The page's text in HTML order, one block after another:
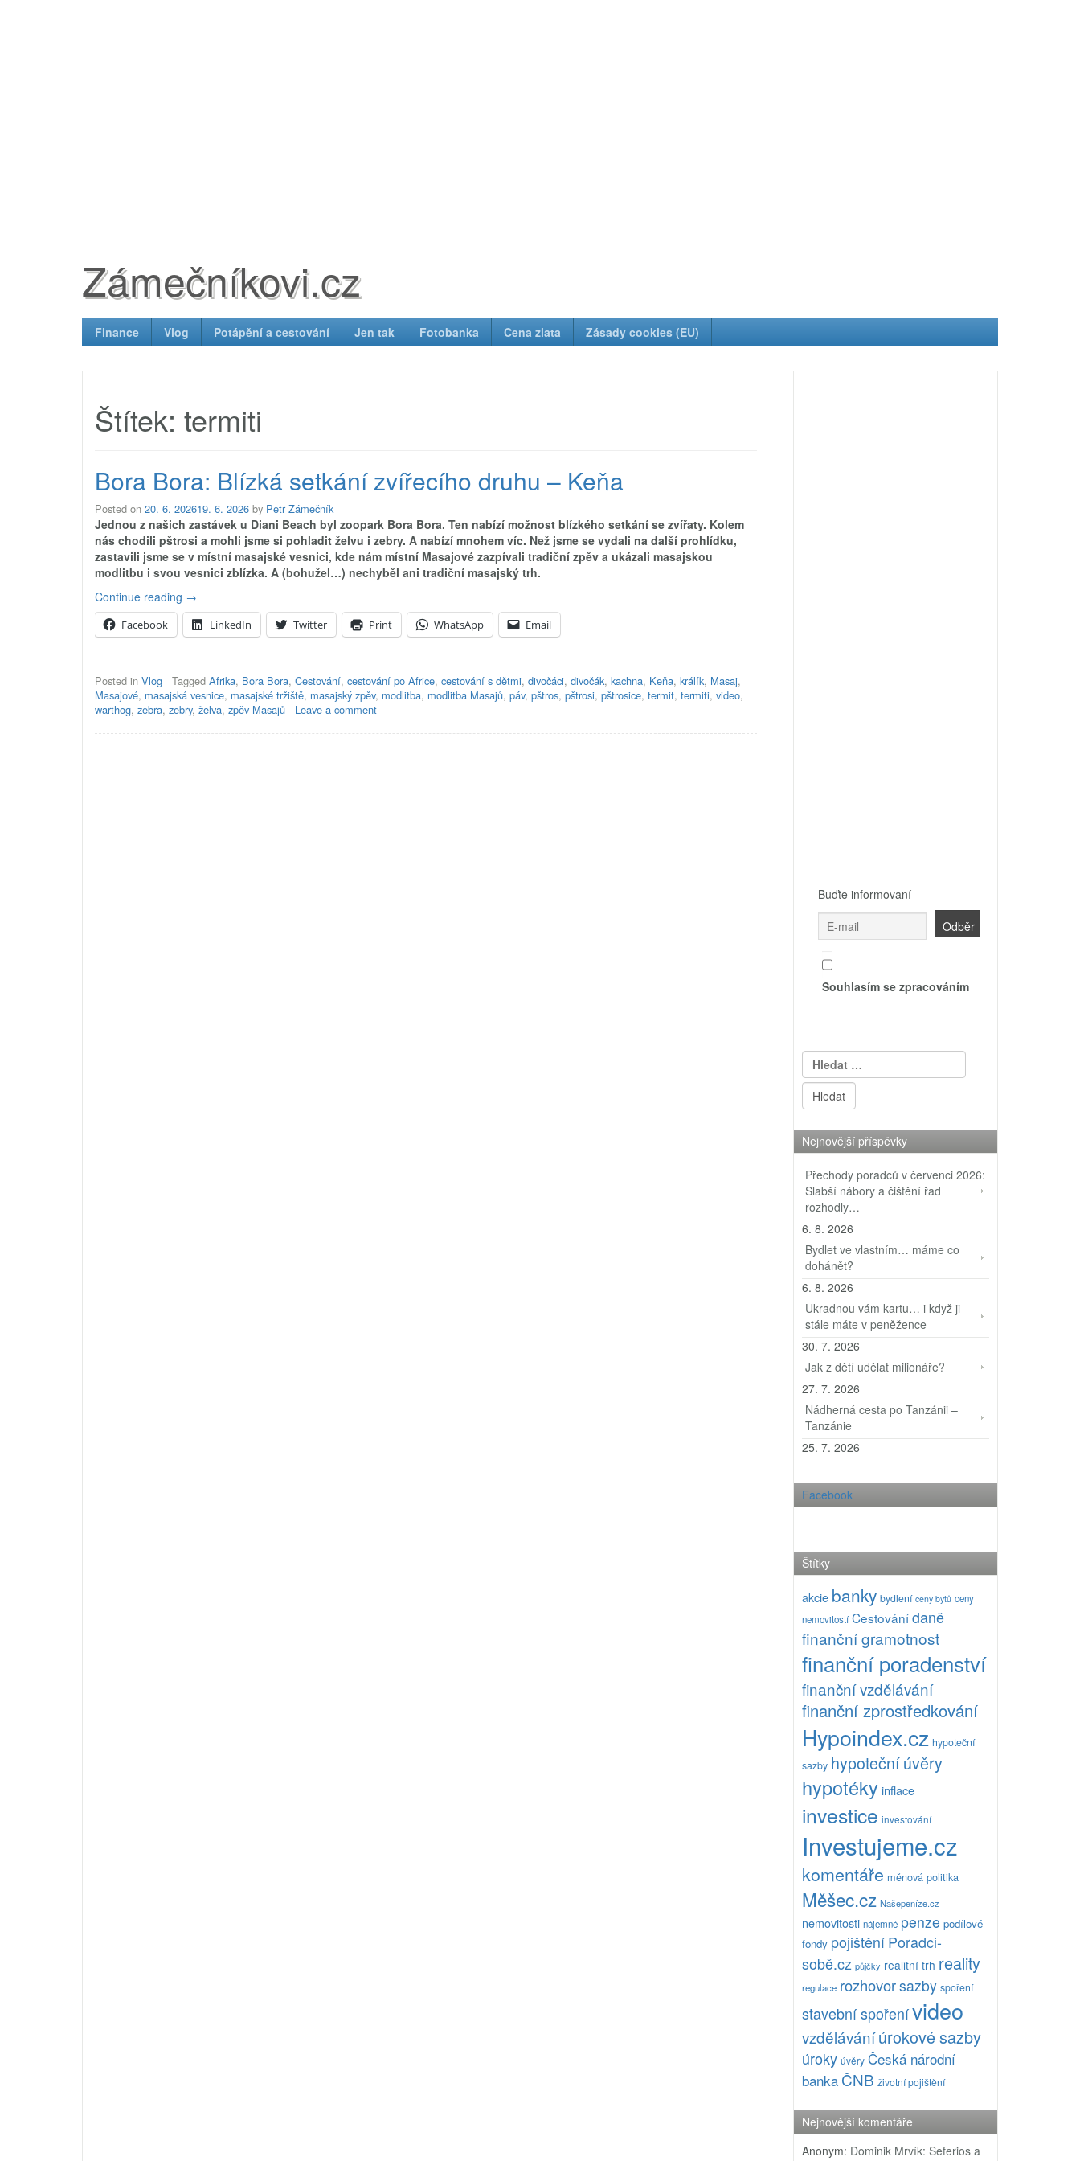
Zámečníkovi.cz
Finance Vlog Potápění a cestování Jen tak Fotobanka Cena zlata Zásady cookies (EU)
Štítek: termiti
Bora Bora: Blízká setkání zvířecího druhu – Keňa
Posted on 20. 6. 202619. 6. 2026 by Petr Zámečník
Jednou z našich zastávek u Diani Beach byl zoopark Bora Bora. Ten nabízí možnost blízkého setkání se zvířaty. Kolem
nás chodili pštrosi a mohli jsme si pohladit želvu i zebry. A nabízí mnohem víc. Než jsme se vydali na další prohlídku,
zastavili jsme se v místní masajské vesnici, kde nám místní Masajové zazpívali tradiční zpěv a ukázali masajskou
modlitbu i svou vesnici zblízka. A (bohužel…) nechyběl ani tradiční masajský trh.
Continue reading „Bora
Bora:
Blízká
druhu
–
Keňa“
→
Facebook LinkedIn Twitter Print WhatsApp Email
Posted in Vlog Tagged Afrika, Bora Bora, Cestování, cestování po Africe, cestování s dětmi, divočáci, divočák, kachna, Keňa, králík, Masaj,
Masajové, masajská vesnice, masajské tržiště, masajský zpěv, modlitba, modlitba Masajů, páv, pštros, pštrosi, pštrosice, termit, termiti, video,
warthog, zebra, zebry, želva, zpěv Masajů Leave a comment
Buďte informovaní
Souhlasím se zpracováním
Vyhledávání
Nejnovější příspěvky
Přechody poradců v červenci 2026:
Slabší nábory a čištění řad
rozhodly…
6. 8. 2026
Bydlet ve vlastním… máme co
dohánět?
6. 8. 2026
Ukradnou vám kartu… i když ji
stále máte v peněžence
30. 7. 2026
Jak z dětí udělat milionáře?
27. 7. 2026
Nádherná cesta po Tanzánii –
Tanzánie
25. 7. 2026
Facebook
Štítky
akcie banky bydlení ceny bytů ceny
nemovitostí Cestování daně
finanční gramotnost
finanční poradenství
finanční vzdělávání
finanční zprostředkování
Hypoindex.cz hypoteční
sazby hypoteční úvěry
hypotéky inflace
investice investování
Investujeme.cz
komentáře měnová politika
Měšec.cz Našepeníze.cz
nemovitosti nájemné penze podílové
fondy pojištění Poradci-
sobě.cz půjčky realitní trh reality
regulace rozhovorsazby spoření
stavební spořenívideo
vzdělávání úrokové sazby
úroky úvěry Česká národní
banka ČNB životní pojištění
Nejnovější komentáře
Anonym: Dominik Mrvík: Seferios a